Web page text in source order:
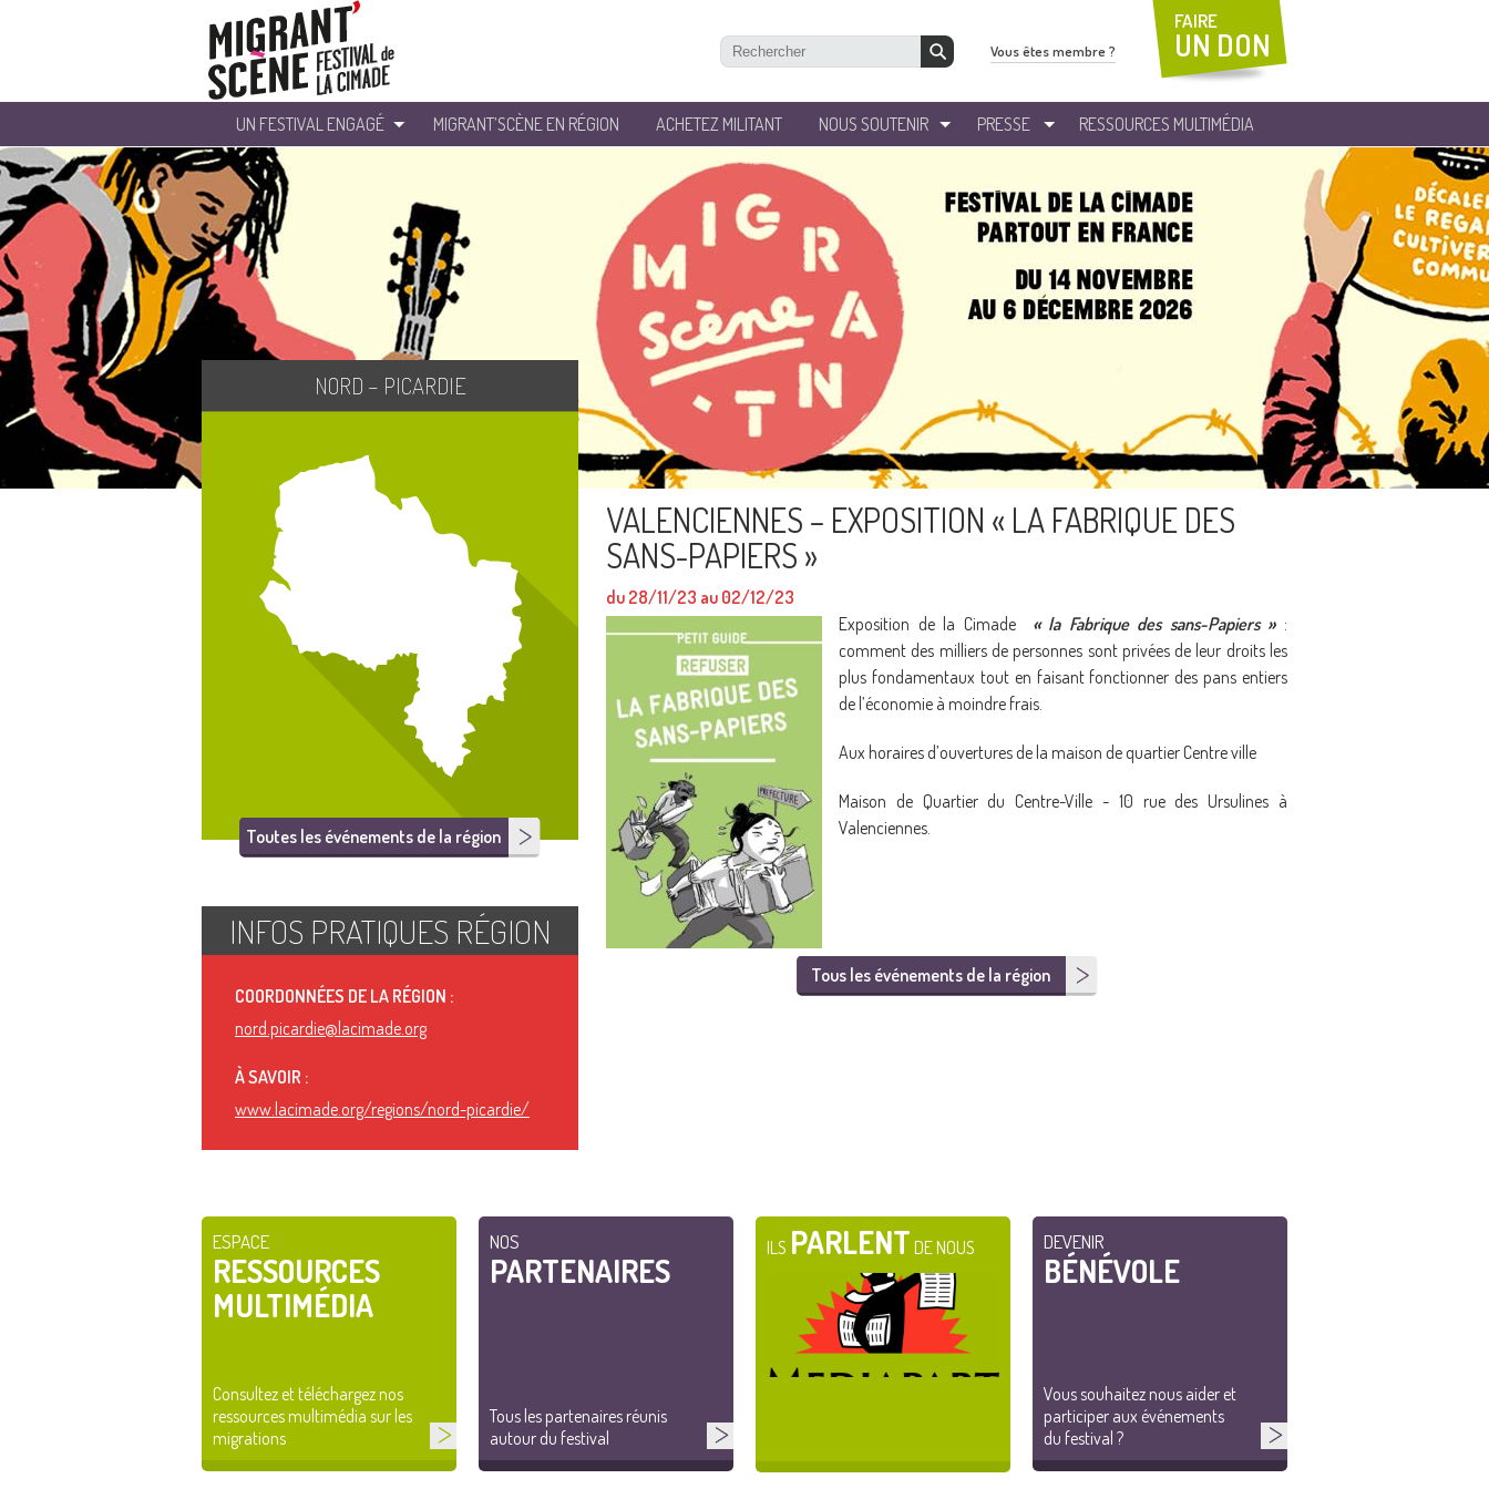
UN FESTIVAL ENGAGÉ MIGRANT’SCÈNE EN RÉGION ACHETEZ MILITANT NOUS SOUTENIR PRESSE RESSOURCES MULTIMÉDIA
Vous êtes membre ?
FAIRE
UN DON
VALENCIENNES – EXPOSITION « LA FABRIQUE DES
SANS-PAPIERS »
du 28/11/23 au 02/12/23
Exposition de la Cimade « la Fabrique des sans-Papiers » :
comment des milliers de personnes sont privées de leur droits les
plus fondamentaux tout en faisant fonctionner des pans entiers
de l’économie à moindre frais.
Aux horaires d’ouvertures de la maison de quartier Centre ville
Maison de Quartier du Centre-Ville - 10 rue des Ursulines à
Valenciennes.
Tous les événements de la région
NORD – PICARDIE
Toutes les événements de la région
INFOS PRATIQUES RÉGION
COORDONNÉES DE LA RÉGION :
nord.picardie@lacimade.org
À SAVOIR :
www.lacimade.org/regions/nord-picardie/
ESPACE
RESSOURCES
MULTIMÉDIA
Consultez et téléchargez nos
ressources multimédia sur les
migrations
NOS
PARTENAIRES
Tous les partenaires réunis
autour du festival
ILS PARLENT DE NOUS DEVENIR
BÉNÉVOLE
Vous souhaitez nous aider et
participer aux événements
du festival ?